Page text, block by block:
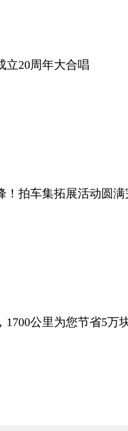
立20周年大合唱
！拍车集拓展活动圆满
1700公里为您节省5万